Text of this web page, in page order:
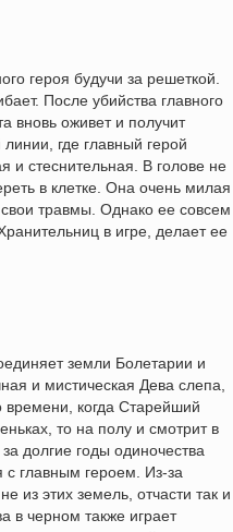
героя будучи за решеткой.
После убийства главного
вновь оживет и получит
где главный герой
и стеснительная. В голове не
в клетке. Она очень милая
травмы. Однако ее совсем
в игре, делает ее
земли Болетарии и
и мистическая Дева слепа,
времени, когда Старейший
то на полу и смотрит в
долгие годы одиночества
главным героем. Из-за
из этих земель, отчасти так и
в черном также играет